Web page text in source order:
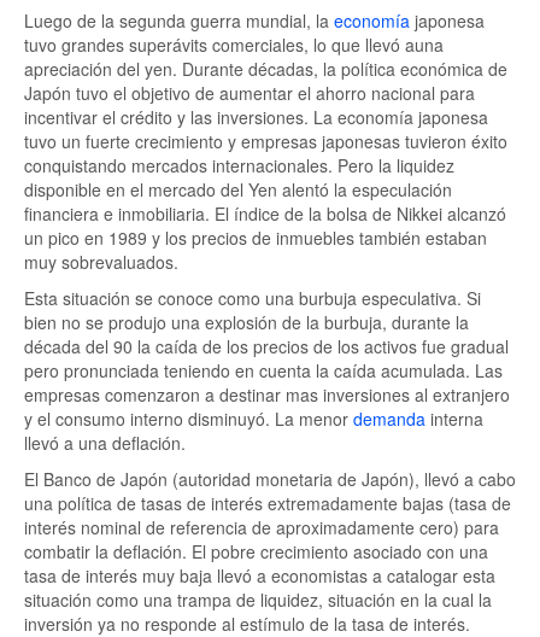
Luego de la segunda guerra mundial, la economía japonesa
tuvo grandes superávits comerciales, lo que llevó auna
apreciación del yen. Durante décadas, la política económica de
Japón tuvo el objetivo de aumentar el ahorro nacional para
incentivar el crédito y las inversiones. La economía japonesa
tuvo un fuerte crecimiento y empresas japonesas tuvieron éxito
conquistando mercados internacionales. Pero la liquidez
disponible en el mercado del Yen alentó la especulación
financiera e inmobiliaria. El índice de la bolsa de Nikkei alcanzó
un pico en 1989 y los precios de inmuebles también estaban
muy sobrevaluados.
Esta situación se conoce como una burbuja especulativa. Si
bien no se produjo una explosión de la burbuja, durante la
década del 90 la caída de los precios de los activos fue gradual
pero pronunciada teniendo en cuenta la caída acumulada. Las
empresas comenzaron a destinar mas inversiones al extranjero
y el consumo interno disminuyó. La menor demanda interna
llevó a una deflación.
El Banco de Japón (autoridad monetaria de Japón), llevó a cabo
una política de tasas de interés extremadamente bajas (tasa de
interés nominal de referencia de aproximadamente cero) para
combatir la deflación. El pobre crecimiento asociado con una
tasa de interés muy baja llevó a economistas a catalogar esta
situación como una trampa de liquidez, situación en la cual la
inversión ya no responde al estímulo de la tasa de interés.